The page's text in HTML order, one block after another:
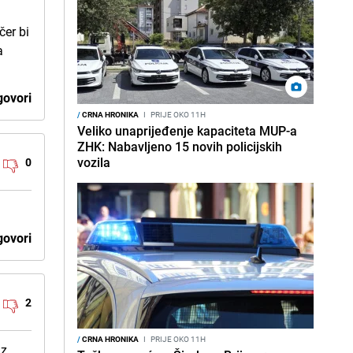
bi
0
2
/CRNA HRONIKA I PRIJE OKO 11H
Veliko unaprijeđenje kapaciteta MUP-a
ZHK: Nabavljeno 15 novih policijskih
vozila
/CRNA HRONIKA I PRIJE OKO 11H